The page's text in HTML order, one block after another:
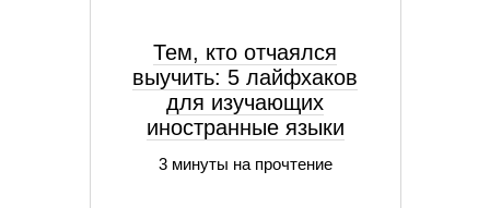
Тем, кто отчаялся
выучить: 5 лайфхаков
для изучающих
иностранные языки
3 минуты на прочтение